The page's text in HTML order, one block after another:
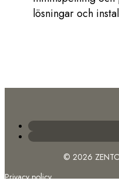
lösningar och
© 2026
Privacy policy